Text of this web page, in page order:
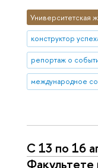
Университетская
конструктор
репортаж о
международное
С 13 по 16
Факультете